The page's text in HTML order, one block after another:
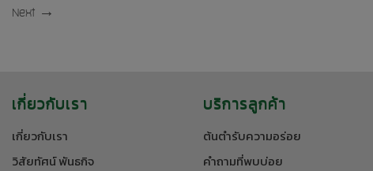
Next →
เกี่ยวกับเรา
เกี่ยวกับเรา
วิสัยทัศน์ พันธกิจ
บริการลูกค้า
ต้นตำรับความอร่อย
คำถามที่พบบ่อย